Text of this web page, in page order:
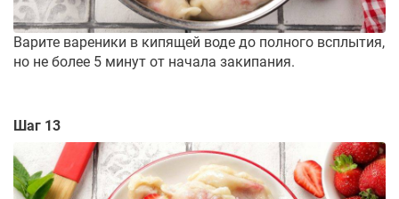
Варите вареники в кипящей воде до полного всплытия,
но не более 5 минут от начала закипания.
Шаг 13